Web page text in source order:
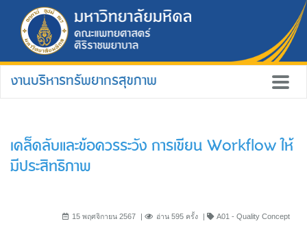
งานบริหารทรัพยากรสุขภาพ
เคล็ดลับและข้อควรระวัง การเขียน Workflow ให้
มีประสิทธิภาพ
15 พฤศจิกายน 2567 อ่าน 595 ครั้ง A01 - Quality Concept